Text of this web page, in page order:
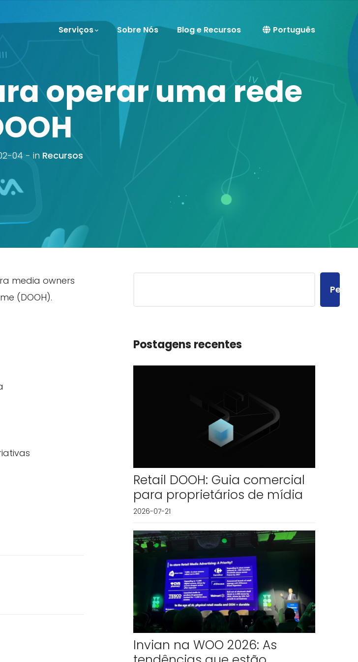
Serviços Sobre Nós Blog e Recursos Português
operar uma rede
04 in Recursos
media owners
(DOOH).
Postagens recentes
Retail DOOH: Guia comercial
para proprietários de mídia
2026-07-21
Invian na WOO 2026: As